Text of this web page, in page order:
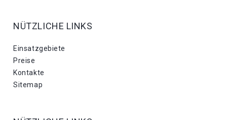
NÜTZLICHE LINKS
Einsatzgebiete
Preise
Kontakte
Sitemap